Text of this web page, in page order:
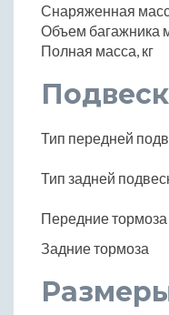
Снаряженная
Объем багажника
Полная масса, кг
Тип передней
Тип задней
Передние тормоза
Задние тормоза